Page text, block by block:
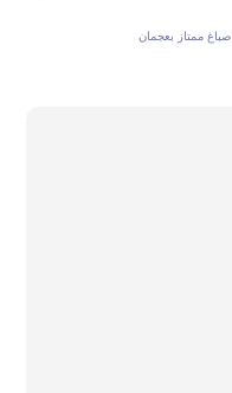
صباغ ممتاز بعجمان